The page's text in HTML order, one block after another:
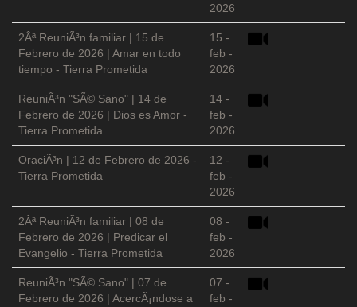
2026
2Âª ReuniÃ³n familiar | 15 de
Febrero de 2026 | Amar en todo
tiempo - Tierra Prometida
15 -
feb -
2026
ReuniÃ³n "SÃ© Sano" | 14 de
Febrero de 2026 | Dios es Amor -
Tierra Prometida
14 -
feb -
2026
OraciÃ³n | 12 de Febrero de 2026 -
Tierra Prometida
12 -
feb -
2026
2Âª ReuniÃ³n familiar | 08 de
Febrero de 2026 | Predicar el
Evangelio - Tierra Prometida
08 -
feb -
2026
ReuniÃ³n "SÃ© Sano" | 07 de
Febrero de 2026 | AcercÃ¡ndose a
07 -
feb -